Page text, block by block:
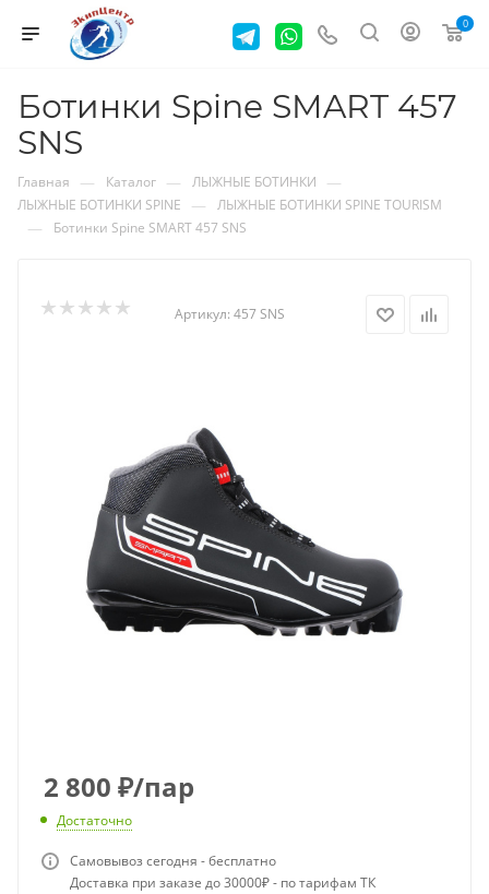
0
Ботинки Spine SMART 457
SNS
Главная — Каталог — ЛЫЖНЫЕ БОТИНКИ —
ЛЫЖНЫЕ БОТИНКИ SPINE — ЛЫЖНЫЕ БОТИНКИ SPINE TOURISM
— Ботинки Spine SMART 457 SNS
Артикул: 457 SNS
2 800 ₽/пар
Достаточно
Самовывоз сегодня - бесплатно
Доставка при заказе до 30000₽ - по тарифам ТК